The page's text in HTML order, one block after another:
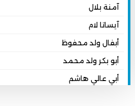
آمنة بلال
آيساتا لام
أبفال ولد محفوظ
أبو بكر ولد محمد
أبي عالي هاشم